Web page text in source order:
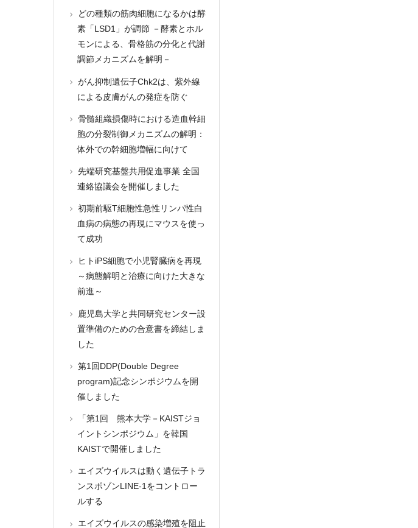
どの種類の筋肉細胞になるかは酵
素「LSD1」が調節 －酵素とホル
モンによる、骨格筋の分化と代謝
調節メカニズムを解明－
がん抑制遺伝子Chk2は、紫外線
による皮膚がんの発症を防ぐ
骨髄組織損傷時における造血幹細
胞の分裂制御メカニズムの解明：
体外での幹細胞増幅に向けて
先端研究基盤共用促進事業 全国
連絡協議会を開催しました
初期前駆T細胞性急性リンパ性白
血病の病態の再現にマウスを使っ
て成功
ヒトiPS細胞で小児腎臓病を再現
～病態解明と治療に向けた大きな
前進～
鹿児島大学と共同研究センター設
置準備のための合意書を締結しま
した
第1回DDP(Double Degree
program)記念シンポジウムを開
催しました
「第1回 熊本大学－KAISTジョ
イントシンポジウム」を韓国
KAISTで開催しました
エイズウイルスは動く遺伝子トラ
ンスポゾンLINE-1をコントロー
ルする
エイズウイルスの感染増殖を阻止